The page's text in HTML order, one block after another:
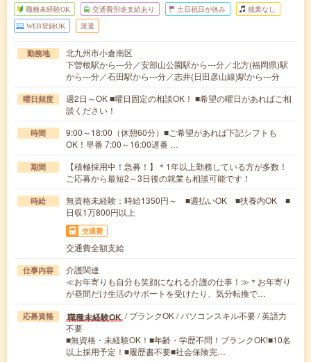
職種未経験OK 交通費別途支給あり 土日祝日が休み 残業なし
WEB登録OK 派遣
勤務地
北九州市小倉南区
下曽根駅から---分／安部山公園駅から---分／北方(福岡県)駅
から---分／石田駅から---分／志井(日田彦山線)駅から---分
曜日頻度
週2日～OK ■曜日固定の相談OK！ ■希望の曜日があればご相
談ください！
時間
9:00～18:00（休憩60分）■ご希望があれば下記シフトも
OK！早番 7:00～16:00遅番 …
期間
【積極採用中！急募！】＊1年以上勤務している方が多数！
ご応募から最短2～3日後の就業も相談可能です！
時給
無資格未経験：時給1350円～ ■週払いOK ■扶養内OK ■
日収1万800円以上
交通費
交通費全額支給
仕事内容
介護関連
≪お年寄りも自分も笑顔になれる介護の仕事！≫＊お年寄り
が昼間だけ生活のサポートを受けたり、気分転換で…
応募資格 職種未経験OK / ブランクOK / パソコンスキル不要 / 英語力
不要
■無資格・未経験OK！■年齢・学歴不問！ブランクOK!■10名
以上採用予定！■履歴書不要■社会保険完…